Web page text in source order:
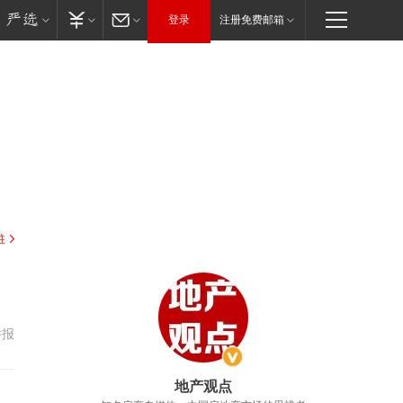
登录 注册免费邮箱
地产观点